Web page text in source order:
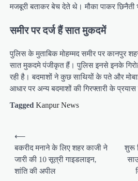
मजबूरी बताकर बेच देते थे। मौका पाकर छिनैती
समीर पर दर्ज हैं सात मुकदमें
पुलिस के मुताबिक मोहम्मद समीर पर कानपुर
सात मुकदमे पंजीकृत हैं। पुलिस इनसे इनके
रही है। बदमाशों ने कुछ साथियों के पते और
आधार पर अन्य बदमाशों की गिरफ्तारी के
Tagged Kanpur News
o
⟵
बकरीद मनाने के लिए शहर काजी ने
जारी की 10 सूत्री गाइडलाइन,
शांति की अपील
शुरू